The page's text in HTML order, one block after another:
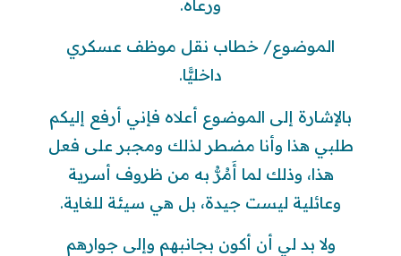
ورعاه.
الموضوع/ خطاب نقل موظف عسكري
داخليًّا.
بالإشارة إلى الموضوع أعلاه فإني أرفع إليكم
طلبي هذا وأنا مضطر لذلك ومجبر على فعل
هذا، وذلك لما أَمُرُّ به من ظروف أسرية
وعائلية ليست جيدة، بل هي سيئة للغاية.
ولا بد لي أن أكون بجانبهم وإلى جوارهم